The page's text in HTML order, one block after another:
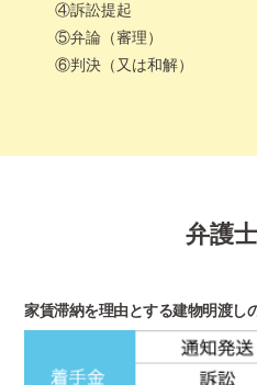
④訴訟提起
⑤弁論（審理）
⑥判決（又は和解）
弁護
家賃滞納を理由とする建物明渡し